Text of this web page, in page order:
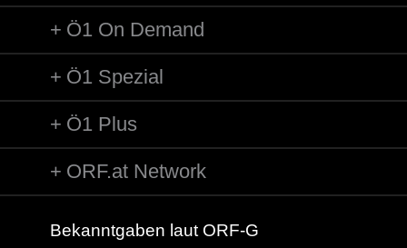
Ö1 On Demand
Ö1 Spezial
Ö1 Plus
ORF.at Network
Bekanntgaben laut ORF-G